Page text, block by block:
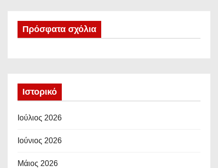
Πρόσφατα σχόλια
Ιστορικό
Ιούλιος 2026
Ιούνιος 2026
Μάιος 2026